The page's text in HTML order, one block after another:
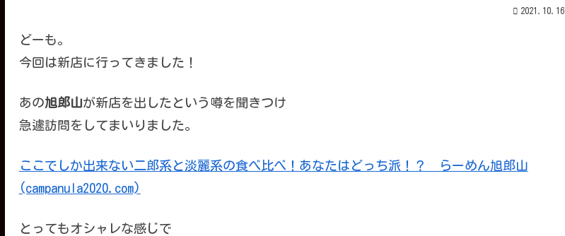
2021.10.16
どーも。
今回は新店に行ってきました！
あの旭郎山が新店を出したという噂を聞きつけ
急遽訪問をしてまいりました。
ここでしか出来ない二郎系と淡麗系の食べ比べ！あなたはどっち派！？ らーめん旭郎山
(campanula2020.com)
とってもオシャレな感じで